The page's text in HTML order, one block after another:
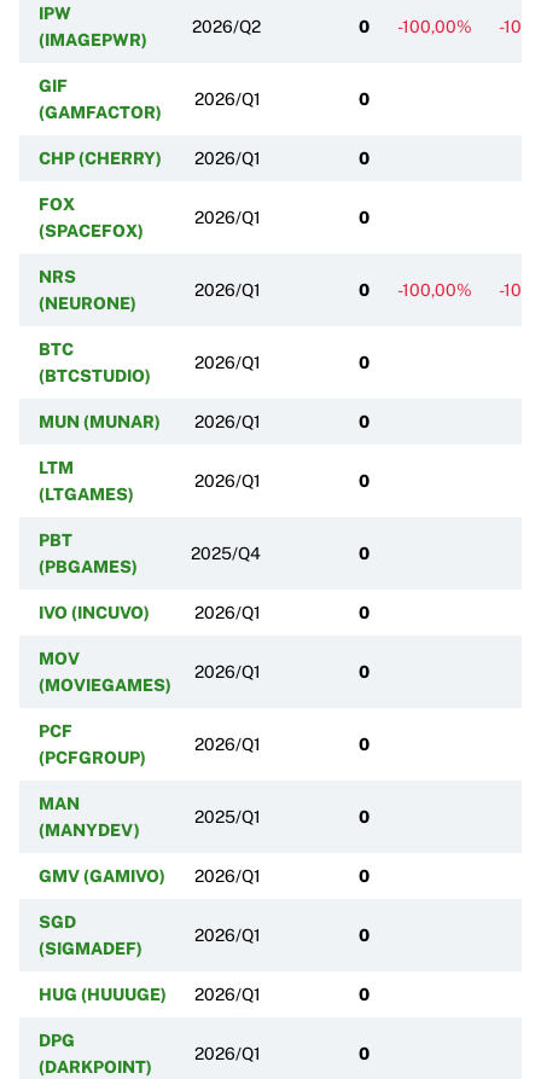
IPW
(IMAGEPWR)
2026/Q2 0 -100,00% -
GIF
(GAMFACTOR)
2026/Q1 0
CHP (CHERRY) 2026/Q1 0
FOX
(SPACEFOX)
2026/Q1 0
NRS
(NEURONE)
2026/Q1 0 -100,00% -
BTC
(BTCSTUDIO)
2026/Q1 0
MUN (MUNAR) 2026/Q1 0
LTM
(LTGAMES)
2026/Q1 0
PBT
(PBGAMES)
2025/Q4 0
IVO (INCUVO) 2026/Q1 0
MOV
(MOVIEGAMES)
2026/Q1 0
PCF
(PCFGROUP)
2026/Q1 0
MAN
(MANYDEV)
2025/Q1 0
GMV (GAMIVO) 2026/Q1 0
SGD
(SIGMADEF)
2026/Q1 0
HUG (HUUUGE) 2026/Q1 0
DPG
(DARKPOINT)
2026/Q1 0